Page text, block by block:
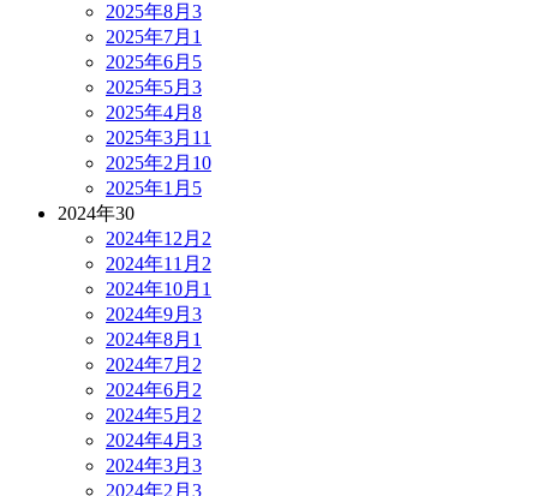
2025年8月 3
2025年7月 1
2025年6月 5
2025年5月 3
2025年4月 8
2025年3月 11
2025年2月 10
2025年1月 5
2024年30
2024年12月 2
2024年11月 2
2024年10月 1
2024年9月 3
2024年8月 1
2024年7月 2
2024年6月 2
2024年5月 2
2024年4月 3
2024年3月 3
2024年2月 3